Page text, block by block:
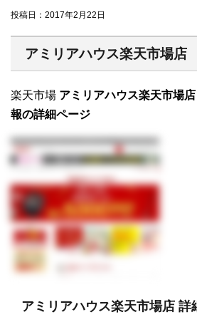
投稿日： 2017年2月22日
アミリアハウス楽天市場店
楽天市場 アミリアハウス楽天市場
報の詳細ページ
アミリアハウス楽天市場店 詳